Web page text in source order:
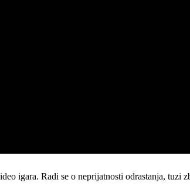
igara. Radi se o neprijatnosti odrastanja, tuzi